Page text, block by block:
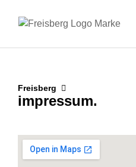
Freisberg
impressum.